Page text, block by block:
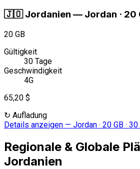
🇯🇴 Jordanien — Jordan · 20
20 GB
Gültigkeit
30 Tage
Geschwindigkeit
4G
65,20 $
↻ Aufladung
Details anzeigen — Jordan · 20 GB ·
Regionale & Globale
Jordanien